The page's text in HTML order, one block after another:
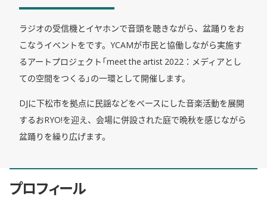
ラジオの受信機とイヤホンで音頭を聴きながら、盆踊りをお
こなうイベントをです。YCAMが市民と協働しながら実施す
るアートプロジェクト「meet the artist 2022：メディアとし
ての空間をつくる」の一環として開催します。
DJに下松市を拠点に民謡などをベースにした音楽活動を展開
するおRYO!を迎え、会場に併設された庭で晩秋を感じながら
盆踊りを繰り広げます。
プロフィール